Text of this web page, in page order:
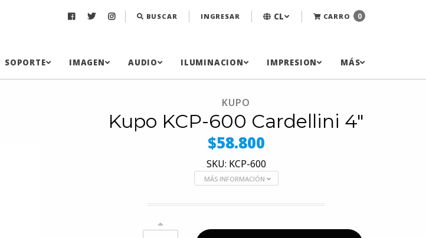
BUSCAR INGRESAR CL CARRO 0
SOPORTE IMAGEN AUDIO ILUMINACION IMPRESION MÁS
KUPO
Kupo KCP-600 Cardellini 4"
$58.800
SKU: KCP-600
MÁS INFORMACIÓN